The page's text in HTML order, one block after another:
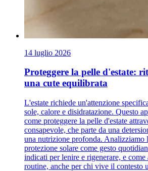
14 luglio 2026
Proteggere la pelle d'estate:
una cute equilibrata
L'estate richiede un'attenzione
sole, calore e disidratazione. Questo
come proteggere la pelle d'estate
consapevole, che parte da una
una nutrizione profonda. Analizziamo
protezione solare come gesto
indicati per lenire e rigenerare, e come
routine, anche per chi vive il contesto